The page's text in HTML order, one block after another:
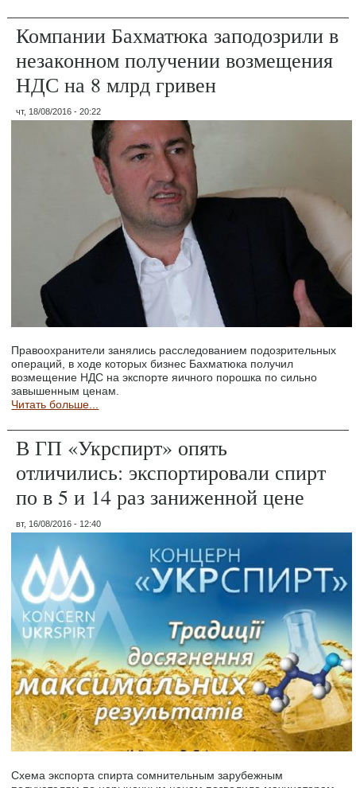
Компании Бахматюка заподозрили в
незаконном получении возмещения
НДС на 8 млрд гривен
чт, 18/08/2016 - 20:22
Правоохранители занялись расследованием подозрительных
операций, в ходе которых бизнес Бахматюка получил
возмещение НДС на экспорте яичного порошка по сильно
завышенным ценам.
Читать больше...
В ГП «Укрспирт» опять
отличились: экспортировали спирт
по в 5 и 14 раз заниженной цене
вт, 16/08/2016 - 12:40
Схема экспорта спирта сомнительным зарубежным